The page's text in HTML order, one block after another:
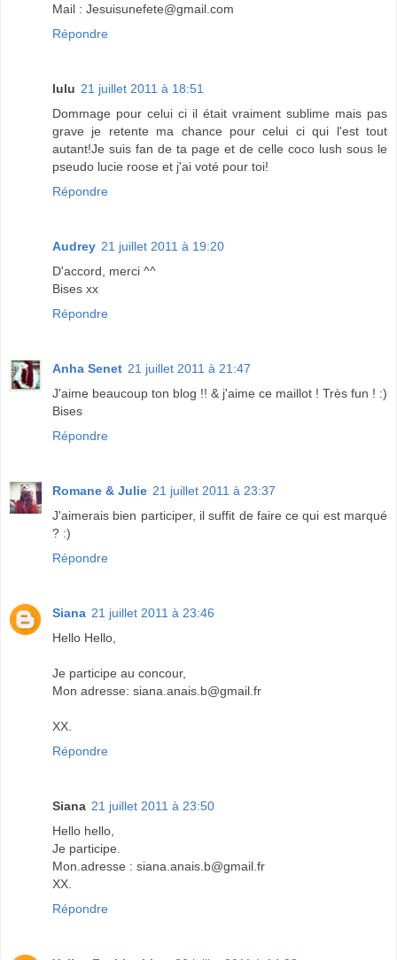
Mail : Jesuisunefete@gmail.com
Répondre
lulu 21 juillet 2011 à 18:51
Dommage pour celui ci il était vraiment sublime mais pas
grave je retente ma chance pour celui ci qui l'est tout
autant!Je suis fan de ta page et de celle coco lush sous le
pseudo lucie roose et j'ai voté pour toi!
Répondre
Audrey 21 juillet 2011 à 19:20
D'accord, merci ^^
Bises xx
Répondre
Anha Senet 21 juillet 2011 à 21:47
J'aime beaucoup ton blog !! & j'aime ce maillot ! Très fun ! :)
Bises
Répondre
Romane & Julie 21 juillet 2011 à 23:37
J'aimerais bien participer, il suffit de faire ce qui est marqué
? :)
Répondre
Siana 21 juillet 2011 à 23:46
Hello Hello,
Je participe au concour,
Mon adresse: siana.anais.b@gmail.fr
XX.
Répondre
Siana 21 juillet 2011 à 23:50
Hello hello,
Je participe.
Mon.adresse : siana.anais.b@gmail.fr
XX.
Répondre